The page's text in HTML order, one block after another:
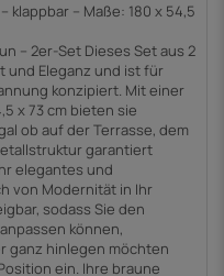
klappbar – Maße: 180 x 54,5
– 2er-Set Dieses Set aus 2
und Eleganz und ist für
konzipiert. Mit einer
x 73 cm bieten sie
ob auf der Terrasse, dem
garantiert
elegantes und
von Modernität in Ihr
sodass Sie den
können,
ganz hinlegen möchten
ein. Ihre braune